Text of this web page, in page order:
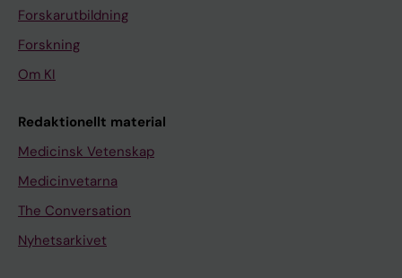
Forskarutbildning
Forskning
Om KI
Redaktionellt material
Medicinsk Vetenskap
Medicinvetarna
The Conversation
Nyhetsarkivet